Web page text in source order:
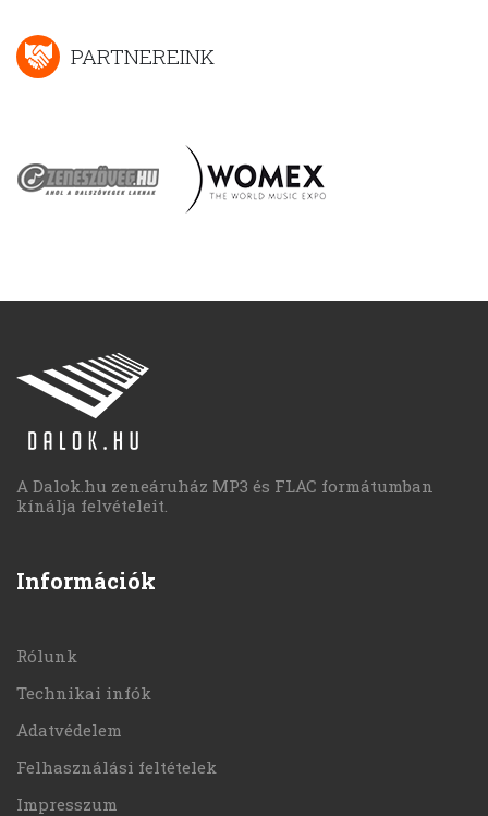
PARTNEREINK
A Dalok.hu zeneáruház MP3 és FLAC formátumban
kínálja felvételeit.
Információk
Rólunk
Technikai infók
Adatvédelem
Felhasználási feltételek
Impresszum